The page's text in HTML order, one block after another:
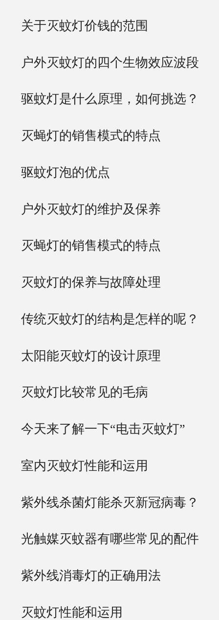
关于灭蚊灯价钱的范围
户外灭蚊灯的四个生物效应波段
驱蚊灯是什么原理，如何挑选？
灭蝇灯的销售模式的特点
驱蚊灯泡的优点
户外灭蚊灯的维护及保养
灭蝇灯的销售模式的特点
灭蚊灯的保养与故障处理
传统灭蚊灯的结构是怎样的呢？
太阳能灭蚊灯的设计原理
灭蚊灯比较常见的毛病
今天来了解一下“电击灭蚊灯”
室内灭蚊灯性能和运用
紫外线杀菌灯能杀灭新冠病毒？
光触媒灭蚊器有哪些常见的配件
紫外线消毒灯的正确用法
灭蚊灯性能和运用